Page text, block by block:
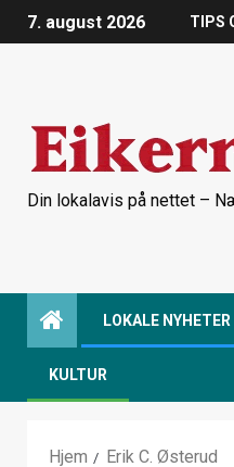
7. august 2026 TIPS
Din lokalavis på nettet –
LOKALE NYHETER
KULTUR
Hjem Erik C. Østerud